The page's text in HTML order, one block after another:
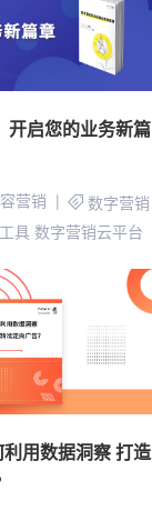
开启您的业务新篇
营销
数字营销
具 数字营销云平台
用数据洞察 打造